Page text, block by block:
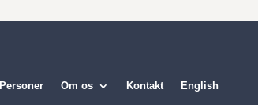
Personer Om os Kontakt English